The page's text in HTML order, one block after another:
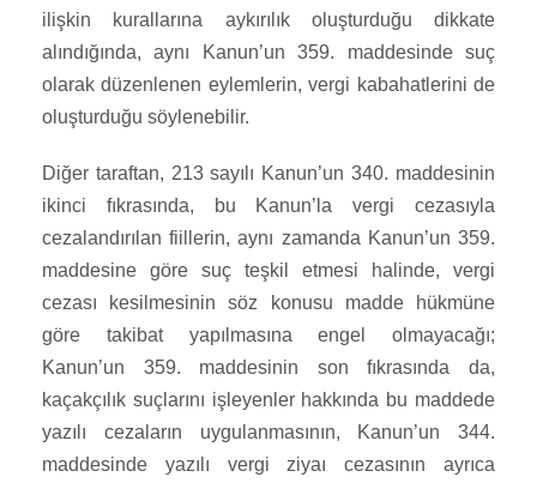
ilişkin kurallarına aykırılık oluşturduğu dikkate
alındığında, aynı Kanun’un 359. maddesinde suç
olarak düzenlenen eylemlerin, vergi kabahatlerini de
oluşturduğu söylenebilir.
Diğer taraftan, 213 sayılı Kanun’un 340. maddesinin
ikinci fıkrasında, bu Kanun’la vergi cezasıyla
cezalandırılan fiillerin, aynı zamanda Kanun’un 359.
maddesine göre suç teşkil etmesi halinde, vergi
cezası kesilmesinin söz konusu madde hükmüne
göre takibat yapılmasına engel olmayacağı;
Kanun’un 359. maddesinin son fıkrasında da,
kaçakçılık suçlarını işleyenler hakkında bu maddede
yazılı cezaların uygulanmasının, Kanun’un 344.
maddesinde yazılı vergi ziyaı cezasının ayrıca